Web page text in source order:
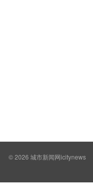
© 2026 城市新闻网icitynews